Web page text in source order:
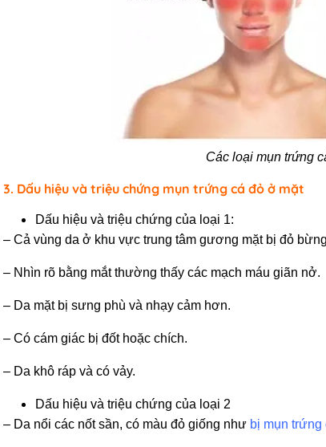
Các loại mụn trứng
3. Dấu hiệu và triệu chứng mụn trứng cá đỏ ở mặt
Dấu hiệu và triệu chứng của loại 1:
– Cả vùng da ở khu vực trung tâm gương mặt bị đỏ
– Nhìn rõ bằng mắt thường thấy các mạch máu giãn nở.
– Da mặt bị sưng phù và nhạy cảm hơn.
– Có cám giác bị đốt hoặc chích.
– Da khô ráp và có vảy.
Dấu hiệu và triệu chứng của loại 2
– Da nổi các nốt sần, có màu đỏ giống như bị mụn trứng